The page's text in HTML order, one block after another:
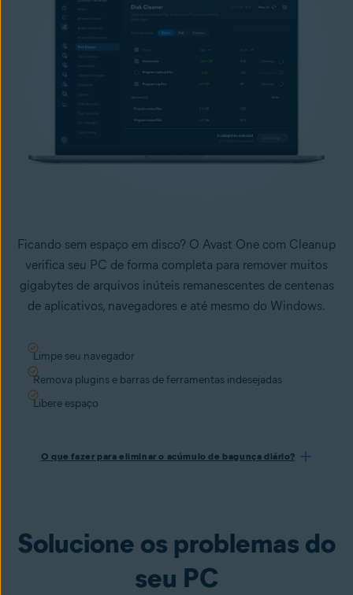
Ficando sem espaço em disco? O Avast One com Cleanup
verifica seu PC de forma completa para remover muitos
gigabytes de arquivos inúteis remanescentes de centenas
de aplicativos, navegadores e até mesmo do Windows.
Limpe seu navegador
Remova plugins e barras de ferramentas indesejadas
Libere espaço
O que fazer para eliminar o acúmulo de bagunça diário?
Solucione os problemas do
seu PC